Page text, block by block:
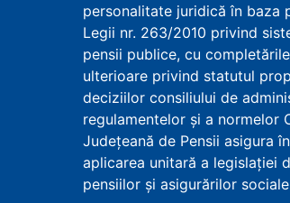
personalitate juridică în baza
Legii nr. 263/2010 privind
pensii publice, cu
ulterioare privind statutul
deciziilor consiliului de
regulamentelor și a normelor
Județeană de Pensii asigura
aplicarea unitară a legislației
pensiilor și asigurărilor